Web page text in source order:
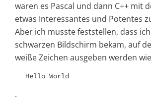
waren es Pascal und dann C++ mit
etwas Interessantes und Potentes
Aber ich musste feststellen, dass
schwarzen Bildschirm bekam, auf
weiße Zeichen ausgeben werden
Hello World
.